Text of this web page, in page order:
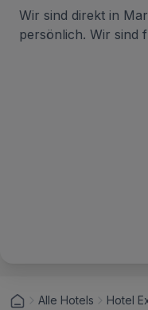
Wir sind direkt in
persönlich. Wir sind
Alle Hotels
Hotel